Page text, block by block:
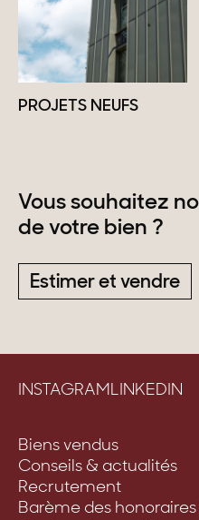
PROJETS NEUFS
Vous souhaitez
de votre bien ?
Estimer et vendre
INSTAGRAMLINKEDIN
Biens vendus
Conseils & actualités
Recrutement
Barème des